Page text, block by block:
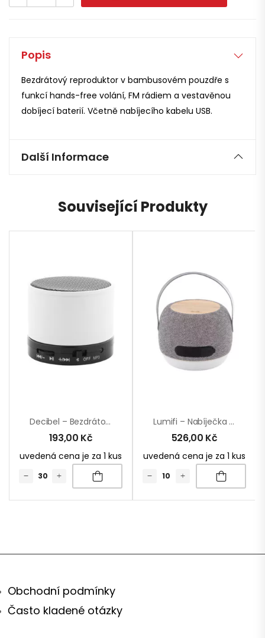
Popis
Bezdrátový reproduktor v bambusovém pouzdře s
funkcí hands-free volání, FM rádiem a vestavěnou
dobíjecí baterií. Včetně nabíjecího kabelu USB.
Další Informace
Související Produkty
Decibel – Bezdrátový Reproduktor
193,00 Kč
uvedená cena je za 1 kus
Lumifi – Nabíječka Bezdrátový Reproduktor
526,00 Kč
uvedená cena je za 1 kus
Obchodní podmínky
Často kladené otázky